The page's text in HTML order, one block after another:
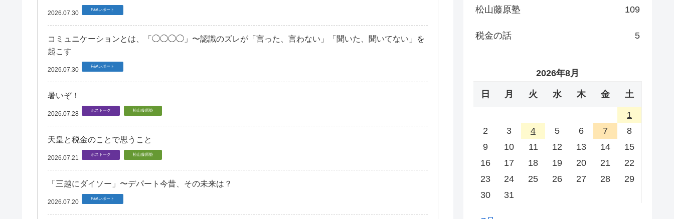
2026.07.30 F&Aレポート
コミュニケーションとは、「◯◯◯◯」〜認識のズレが「言った、言わない」「聞いた、聞いてない」を
起こす
2026.07.30 F&Aレポート
暑いぞ！
2026.07.28 ボストーク 松山藤原塾
天皇と税金のことで思うこと
2026.07.21 ボストーク 松山藤原塾
「三越にダイソー」〜デパート今昔、その未来は？
2026.07.20 F&Aレポート
松山藤原塾 109
税金の話 5
2026年8月
日 月 火 水 木 金 土
1
2
3 4 5 6 7
8
9
10 11 12 13 14
15
16
17 18 19 20 21
22
23
24 25 26 27 28
29
30
31